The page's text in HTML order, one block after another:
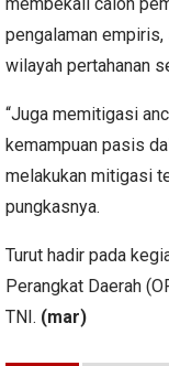
pengalaman
wilayah pertahanan
“Juga memitigasi
kemampuan pasis
melakukan mitigasi
pungkasnya.
Turut hadir pada
Perangkat Daerah
TNI. (mar)